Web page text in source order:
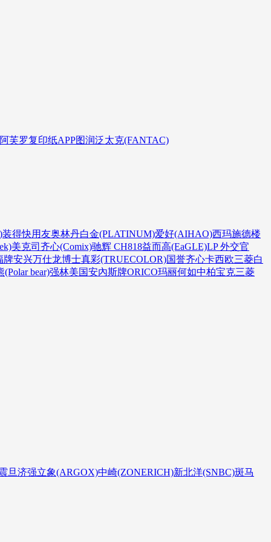
阿芙罗复印纸APP图润泛太克(FANTAC)
装得快用友奥林丹白金(PLATINUM)爱好(AIHAO)西玛施德楼
美克司 齐心(Comix)驰辉 CH818益而高(EaGLE)LP 外交官
牌安兴万仕龙博士真彩(TRUECOLOR)国誉齐心卡西欧三菱白
(Polar bear)强林美国安內斯牌ORICO玛丽何如中柏宝克三菱
旦济强立象(ARGOX)中崎(ZONERICH)新北洋(SNBC)斑马